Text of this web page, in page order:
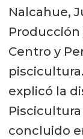
Nalcahue,
Producción
Centro y
explicó la
concluido